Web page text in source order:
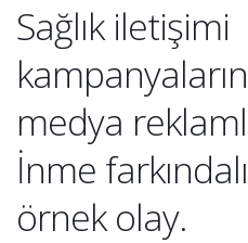
Sağlık iletişimi
medya
İnme
örnek olay.